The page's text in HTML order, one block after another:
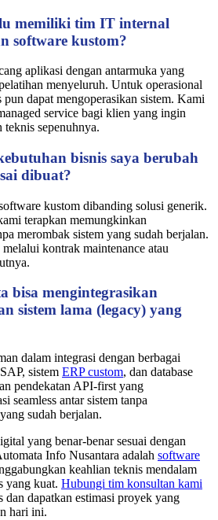
memiliki tim IT internal
software kustom?
aplikasi dengan antarmuka yang
menyeluruh. Untuk operasional
dapat mengoperasikan sistem. Kami
service bagi klien yang ingin
teknis sepenuhnya.
bisnis saya berubah
dibuat?
kustom dibanding solusi generik.
terapkan memungkinkan
merombak sistem yang sudah berjalan.
kontrak maintenance atau
bisa mengintegrasikan
sistem lama (legacy) yang
dalam integrasi dengan berbagai
sistem ERP custom, dan database
pendekatan API-first yang
seamless antar sistem tanpa
sudah berjalan.
yang benar-benar sesuai dengan
Info Nusantara adalah software
keahlian teknis mendalam
yang kuat. Hubungi tim konsultan kami
dan dapatkan estimasi proyek yang
hari ini.